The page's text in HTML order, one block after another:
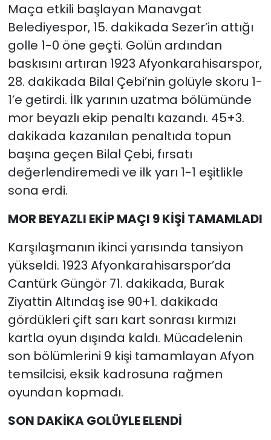
Maça etkili başlayan Manavgat
Belediyespor, 15. dakikada Sezer’in attığı
golle 1-0 öne geçti. Golün ardından
baskısını artıran 1923 Afyonkarahisarspor,
28. dakikada Bilal Çebi’nin golüyle skoru 1-
1’e getirdi. İlk yarının uzatma bölümünde
mor beyazlı ekip penaltı kazandı. 45+3.
dakikada kazanılan penaltıda topun
başına geçen Bilal Çebi, fırsatı
değerlendiremedi ve ilk yarı 1-1 eşitlikle
sona erdi.
MOR BEYAZLI EKİP MAÇI 9 KİŞİ TAMAMLADI
Karşılaşmanın ikinci yarısında tansiyon
yükseldi. 1923 Afyonkarahisarspor’da
Cantürk Güngör 71. dakikada, Burak
Ziyattin Altındaş ise 90+1. dakikada
gördükleri çift sarı kart sonrası kırmızı
kartla oyun dışında kaldı. Mücadelenin
son bölümlerini 9 kişi tamamlayan Afyon
temsilcisi, eksik kadrosuna rağmen
oyundan kopmadı.
SON DAKİKA GOLÜYLE ELENDİ